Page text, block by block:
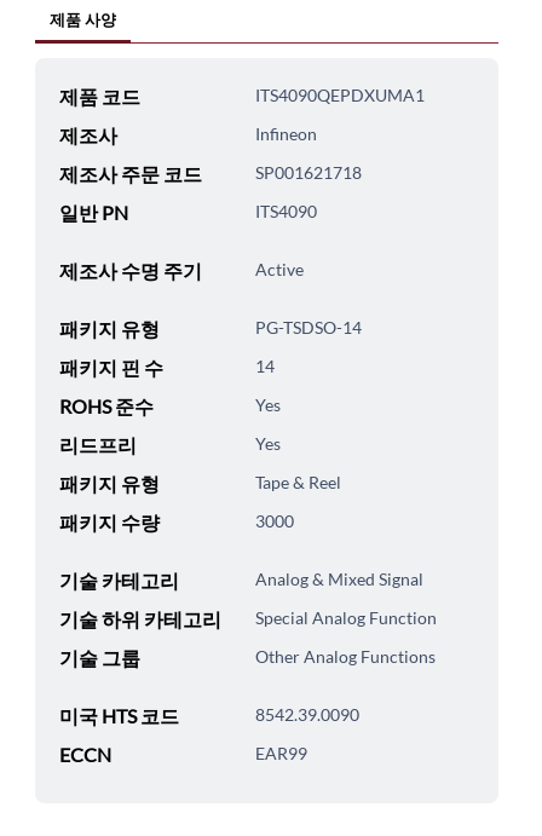
제품 사양
제품 코드 ITS4090QEPDXUMA1
제조사 Infineon
제조사 주문 코드 SP001621718
일반 PN ITS4090
제조사 수명 주기 Active
패키지 유형 PG-TSDSO-14
패키지 핀 수 14
ROHS 준수 Yes
리드프리 Yes
패키지 유형 Tape & Reel
패키지 수량 3000
기술 카테고리 Analog & Mixed Signal
기술 하위 카테고리 Special Analog Function
기술 그룹 Other Analog Functions
미국 HTS 코드 8542.39.0090
ECCN EAR99